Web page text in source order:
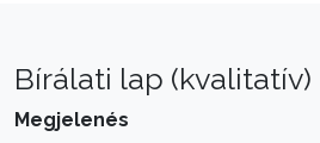
Bírálati lap (kvalitatív)
Megjelenés